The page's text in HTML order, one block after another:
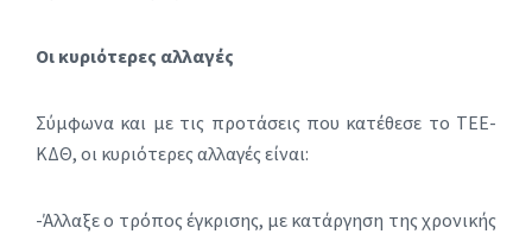
Οι κυριότερες αλλαγές
Σύμφωνα και με τις προτάσεις που κατέθεσε το ΤΕΕ-
ΚΔΘ, οι κυριότερες αλλαγές είναι:
-Άλλαξε ο τρόπος έγκρισης, με κατάργηση της χρονικής